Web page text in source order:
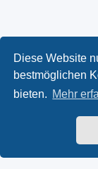
Diese Website
bestmöglichen
bieten. Mehr